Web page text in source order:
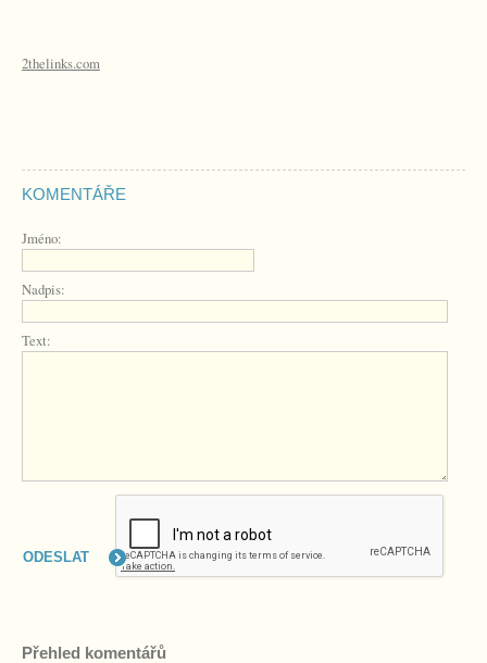
2thelinks.com
KOMENTÁŘE
Jméno:
Nadpis:
Text:
Přehled komentářů